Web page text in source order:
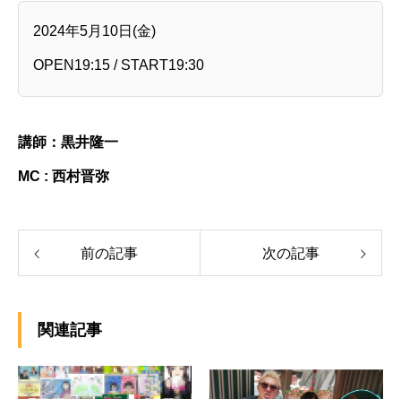
2024年5月10日(金)
OPEN19:15 / START19:30
講師：黒井隆一
MC : 西村晋弥
前の記事 次の記事
関連記事